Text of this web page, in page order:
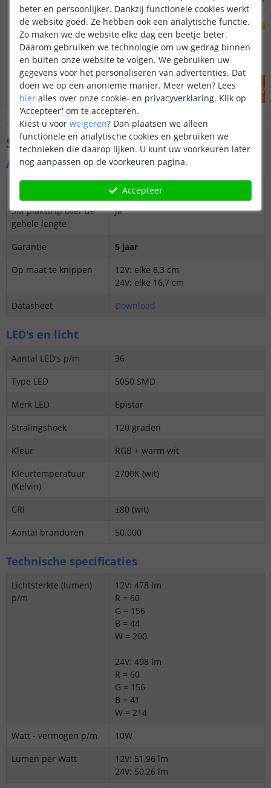
Opbouw - smal en laag
(19 reviews )
OP VOORRAAD 42,95
IN WINKELWAGEN
Opbouw -
OP VOORRAAD
IN
Specificaties
Algemene kenmerken
Ja
3M plakstrip over de
gehele lengte
Ja
Garantie
5 jaar
Op maat te knippen
12V: elke 8,3 cm
24V: elke 16,7 cm
Datasheet
Download
LED's en licht
Aantal LED's p/m
36
Type LED
5050 SMD
Merk LED
Epistar
Stralingshoek
120 graden
Kleur
RGB + warm wit
Kleurtemperatuur
(Kelvin)
2700K (wit)
CRI
±80 (wit)
Aantal branduren
50.000
Technische specificaties
Lichtsterkte (lumen)
p/m
12V: 478 lm
R = 60
G = 156
B = 44
W = 200
24V: 498 lm
R = 60
G = 156
B = 41
W = 214
Watt - vermogen p/m
10W
Lumen per Watt
12V: 51,96 lm
24V: 50,26 lm
beter en persoonlijker. Dankzij functionele cookies werkt
de website goed. Ze hebben ook een analytische functie.
Zo maken we de website elke dag een beetje beter.
Daarom gebruiken we technologie om uw gedrag binnen
en buiten onze website te volgen. We gebruiken uw
gegevens voor het personaliseren van advertenties. Dat
doen we op een anonieme manier. Meer weten? Lees
hier alles over onze cookie- en privacyverklaring. Klik op
'Accepteer' om te accepteren.
Kiest u voor weigeren? Dan plaatsen we alleen
functionele en analytische cookies en gebruiken we
technieken die daarop lijken. U kunt uw voorkeuren later
nog aanpassen op de voorkeuren pagina.
Accepteer